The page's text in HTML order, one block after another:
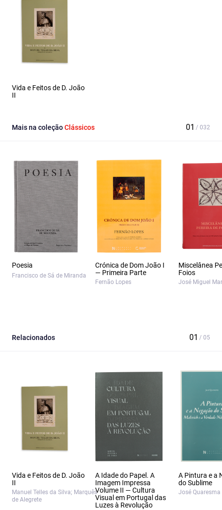
Vida e Feitos de D. João
II
Mais na coleçãoClássicos
Poesia
Francisco de Sá de Miranda
Crónica de Dom João I
— Primeira Parte
Fernão Lopes
Miscelânea
Foios
José Miguel
Relacionados
Vida e Feitos de D. João
II
Manuel Telles da Silva; Marquês
de Alegrete
A Idade do Papel. A
Imagem Impressa
Volume II — Cultura
Visual em Portugal das
Luzes à Revolução
A Pintura e a
do Sublime
José Quaresma